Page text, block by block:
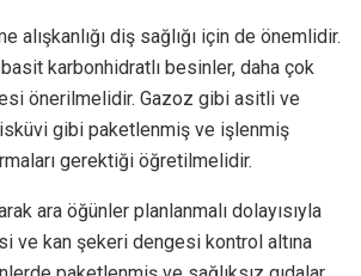
alışkanlığı diş sağlığı için de önemlidir.
karbonhidratlı besinler, daha çok
önerilmelidir. Gazoz gibi asitli ve
gibi paketlenmiş ve işlenmiş
gerektiği öğretilmelidir.
ara öğünler planlanmalı dolayısıyla
ve kan şekeri dengesi kontrol altına